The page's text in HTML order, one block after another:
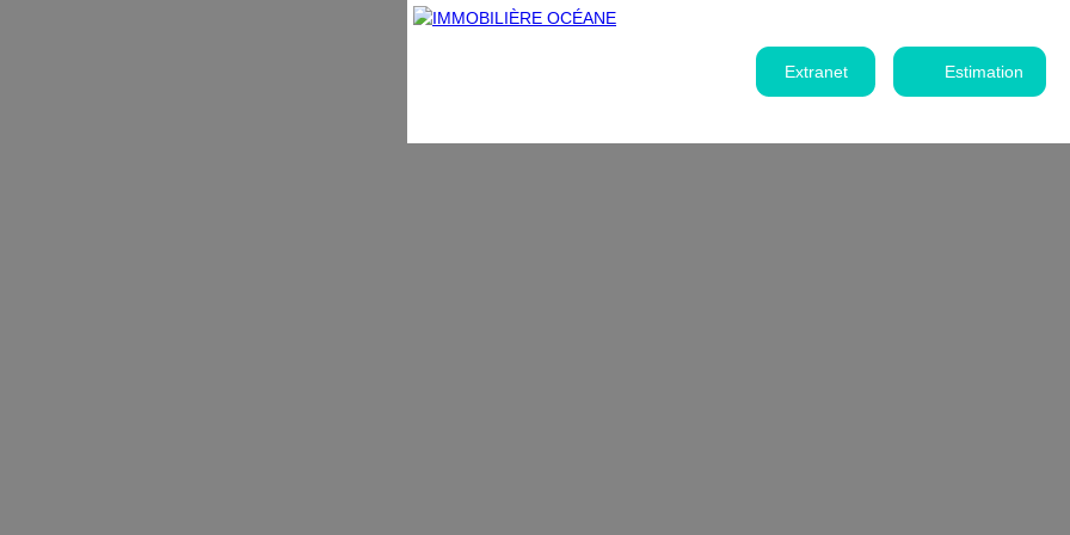
Extranet Estimation